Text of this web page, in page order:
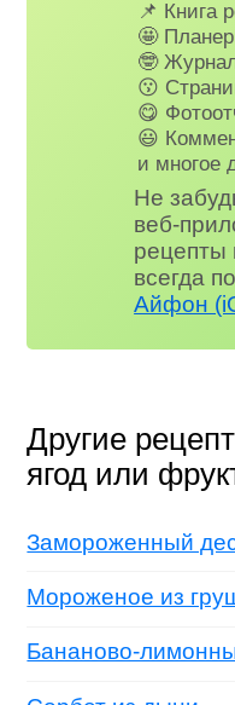
📌 Книга
🤩
🤓
😗
😋
😃
и многое
Не
веб-
рецепты
всегда
Айфон
Другие
ягод или
Замороженный
Мороженое из
Бананово-